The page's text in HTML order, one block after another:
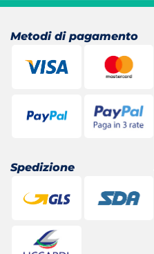
Metodi di pagamento
Spedizione